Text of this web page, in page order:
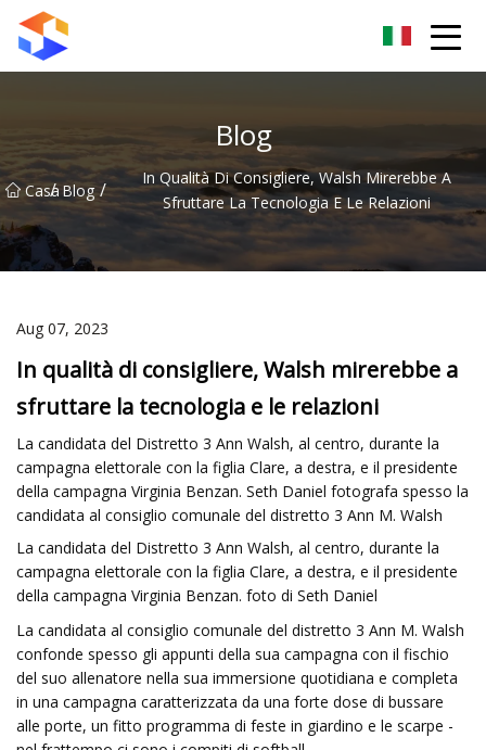
Blog
Casa
/ Blog /
In Qualità Di Consigliere, Walsh Mirerebbe A
Sfruttare La Tecnologia E Le Relazioni
Aug 07, 2023
In qualità di consigliere, Walsh mirerebbe a
sfruttare la tecnologia e le relazioni
La candidata del Distretto 3 Ann Walsh, al centro, durante la
campagna elettorale con la figlia Clare, a destra, e il presidente
della campagna Virginia Benzan. Seth Daniel fotografa spesso la
candidata al consiglio comunale del distretto 3 Ann M. Walsh
La candidata del Distretto 3 Ann Walsh, al centro, durante la
campagna elettorale con la figlia Clare, a destra, e il presidente
della campagna Virginia Benzan. foto di Seth Daniel
La candidata al consiglio comunale del distretto 3 Ann M. Walsh
confonde spesso gli appunti della sua campagna con il fischio
del suo allenatore nella sua immersione quotidiana e completa
in una campagna caratterizzata da una forte dose di bussare
alle porte, un fitto programma di feste in giardino e le scarpe -